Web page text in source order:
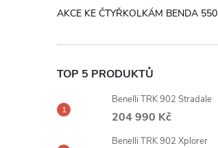
AKCE KE ČTYŘKOLKÁM BENDA 550
TOP 5 PRODUKTŮ
Benelli TRK 902 Stradale
204 990 Kč
Benelli TRK 902 Xplorer